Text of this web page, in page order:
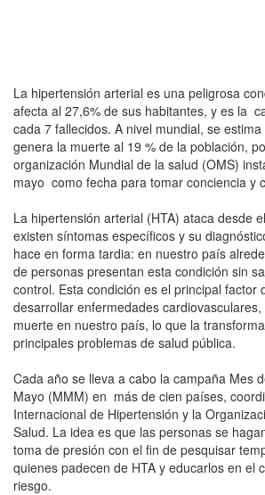
La hipertensión arterial es una peligrosa
afecta al 27,6% de sus habitantes, y es la
cada 7 fallecidos. A nivel mundial, se
genera la muerte al 19 % de la población,
organización Mundial de la salud (OMS)
mayo como fecha para tomar conciencia y
La hipertensión arterial (HTA) ataca desde
existen síntomas específicos y su
hace en forma tardia: en nuestro país
de personas presentan esta condición sin
control. Esta condición es el principal factor
desarrollar enfermedades
muerte en nuestro país, lo que la
principales problemas de salud pública.
Cada año se lleva a cabo la campaña Mes
Mayo (MMM) en más de cien países,
Internacional de Hipertensión y la
Salud. La idea es que las personas se
toma de presión con el fin de pesquisar
quienes padecen de HTA y educarlos en el
riesgo.